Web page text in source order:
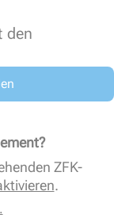
den
ZFK-
.